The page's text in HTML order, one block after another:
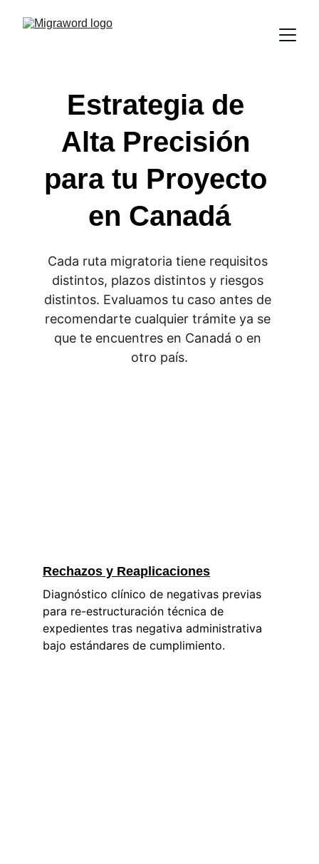
Estrategia de
Alta Precisión
para tu Proyecto
en Canadá
Cada ruta migratoria tiene requisitos
distintos, plazos distintos y riesgos
distintos. Evaluamos tu caso antes de
recomendarte cualquier trámite ya se
que te encuentres en Canadá o en
otro país.
Rechazos y Reaplicaciones
Diagnóstico clínico de negativas previas
para re-estructuración técnica de
expedientes tras negativa administrativa
bajo estándares de cumplimiento.